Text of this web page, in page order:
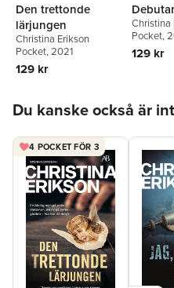
Den trettonde
lärjungen
Christina Erikson
Pocket, 2021
129 kr
Christina
Pocket,
129 kr
Du kanske också är
4 POCKET FÖR 3